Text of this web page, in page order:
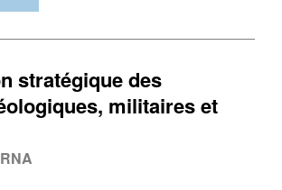
stratégique des
militaires et